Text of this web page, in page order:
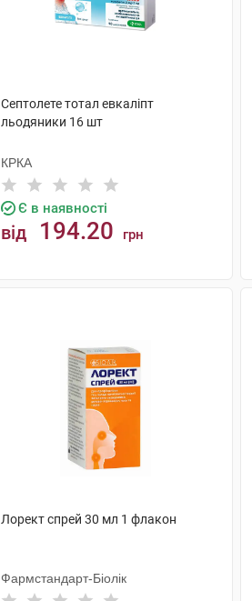
Септолете тотал евкаліпт
льодяники 16 шт
КРКА
Є в наявності
від 194.20 грн
Лорект спрей 30 мл 1 флакон
Фармстандарт-Біолік